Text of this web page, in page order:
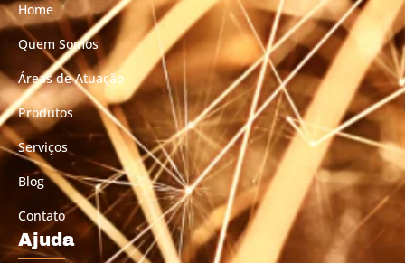
Home
Quem Somos
Áreas de Atuação
Produtos
Serviços
Blog
Contato
Ajuda